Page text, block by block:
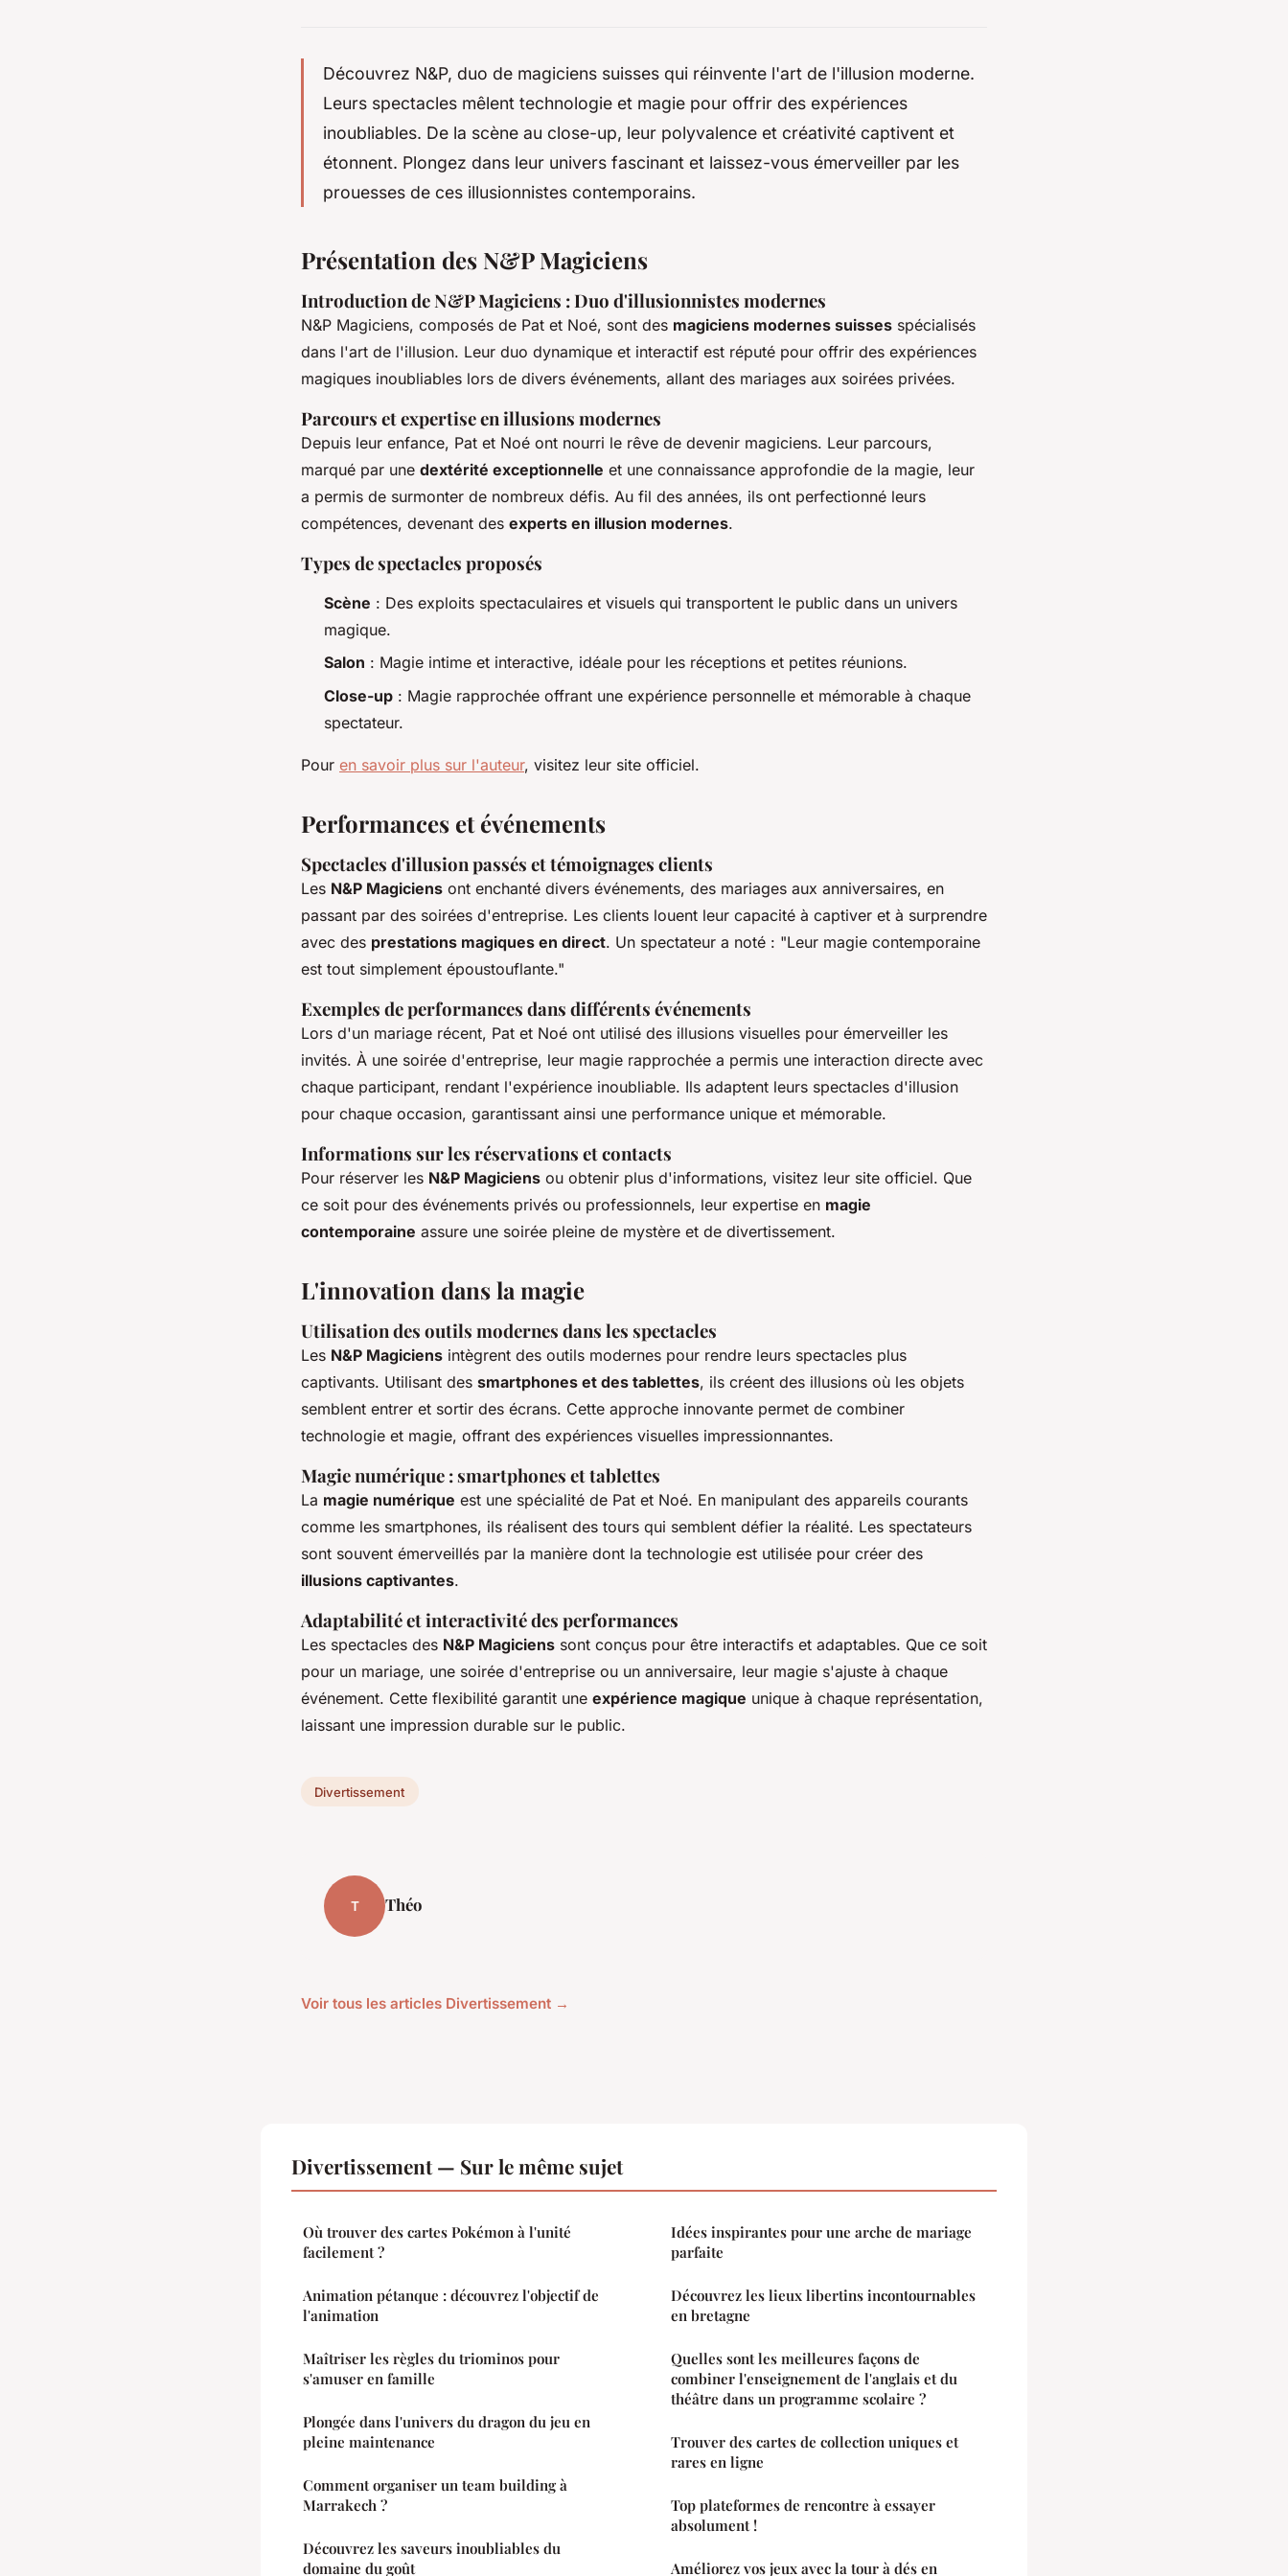
Découvrez N&P, duo de magiciens suisses qui réinvente l'art de l'illusion moderne.
Leurs spectacles mêlent technologie et magie pour offrir des expériences
inoubliables. De la scène au close-up, leur polyvalence et créativité captivent et
étonnent. Plongez dans leur univers fascinant et laissez-vous émerveiller par les
prouesses de ces illusionnistes contemporains.
Présentation des N&P Magiciens
Introduction de N&P Magiciens : Duo d'illusionnistes modernes
N&P Magiciens, composés de Pat et Noé, sont des magiciens modernes suisses spécialisés
dans l'art de l'illusion. Leur duo dynamique et interactif est réputé pour offrir des expériences
magiques inoubliables lors de divers événements, allant des mariages aux soirées privées.
Parcours et expertise en illusions modernes
Depuis leur enfance, Pat et Noé ont nourri le rêve de devenir magiciens. Leur parcours,
marqué par une dextérité exceptionnelle et une connaissance approfondie de la magie, leur
a permis de surmonter de nombreux défis. Au fil des années, ils ont perfectionné leurs
compétences, devenant des experts en illusion modernes.
Types de spectacles proposés
Scène : Des exploits spectaculaires et visuels qui transportent le public dans un univers
magique.
Salon : Magie intime et interactive, idéale pour les réceptions et petites réunions.
Close-up : Magie rapprochée offrant une expérience personnelle et mémorable à chaque
spectateur.
Pour en savoir plus sur l'auteur, visitez leur site officiel.
Performances et événements
Spectacles d'illusion passés et témoignages clients
Les N&P Magiciens ont enchanté divers événements, des mariages aux anniversaires, en
passant par des soirées d'entreprise. Les clients louent leur capacité à captiver et à surprendre
avec des prestations magiques en direct. Un spectateur a noté : "Leur magie contemporaine
est tout simplement époustouflante."
Exemples de performances dans différents événements
Lors d'un mariage récent, Pat et Noé ont utilisé des illusions visuelles pour émerveiller les
invités. À une soirée d'entreprise, leur magie rapprochée a permis une interaction directe avec
chaque participant, rendant l'expérience inoubliable. Ils adaptent leurs spectacles d'illusion
pour chaque occasion, garantissant ainsi une performance unique et mémorable.
Informations sur les réservations et contacts
Pour réserver les N&P Magiciens ou obtenir plus d'informations, visitez leur site officiel. Que
ce soit pour des événements privés ou professionnels, leur expertise en magie
contemporaine assure une soirée pleine de mystère et de divertissement.
L'innovation dans la magie
Utilisation des outils modernes dans les spectacles
Les N&P Magiciens intègrent des outils modernes pour rendre leurs spectacles plus
captivants. Utilisant des smartphones et des tablettes, ils créent des illusions où les objets
semblent entrer et sortir des écrans. Cette approche innovante permet de combiner
technologie et magie, offrant des expériences visuelles impressionnantes.
Magie numérique : smartphones et tablettes
La magie numérique est une spécialité de Pat et Noé. En manipulant des appareils courants
comme les smartphones, ils réalisent des tours qui semblent défier la réalité. Les spectateurs
sont souvent émerveillés par la manière dont la technologie est utilisée pour créer des
illusions captivantes.
Adaptabilité et interactivité des performances
Les spectacles des N&P Magiciens sont conçus pour être interactifs et adaptables. Que ce soit
pour un mariage, une soirée d'entreprise ou un anniversaire, leur magie s'ajuste à chaque
événement. Cette flexibilité garantit une expérience magique unique à chaque représentation,
laissant une impression durable sur le public.
Divertissement
T Théo
Voir tous les articles Divertissement →
Divertissement — Sur le même sujet
Où trouver des cartes Pokémon à l'unité
facilement ?
Animation pétanque : découvrez l'objectif de
l'animation
Maîtriser les règles du triominos pour
s'amuser en famille
Plongée dans l'univers du dragon du jeu en
pleine maintenance
Comment organiser un team building à
Marrakech ?
Découvrez les saveurs inoubliables du
domaine du goût
Idées inspirantes pour une arche de mariage
parfaite
Découvrez les lieux libertins incontournables
en bretagne
Quelles sont les meilleures façons de
combiner l'enseignement de l'anglais et du
théâtre dans un programme scolaire ?
Trouver des cartes de collection uniques et
rares en ligne
Top plateformes de rencontre à essayer
absolument !
Améliorez vos jeux avec la tour à dés en